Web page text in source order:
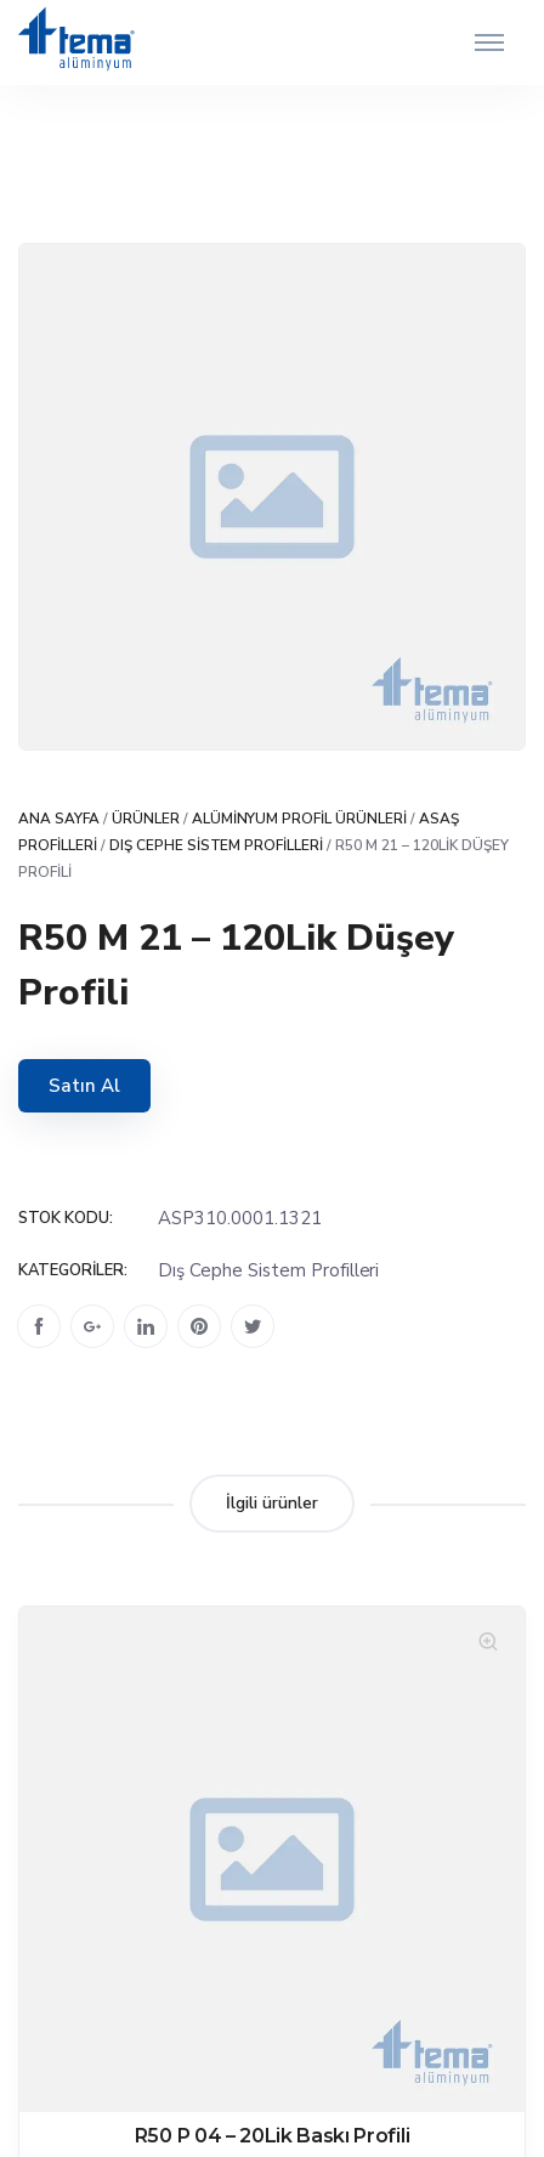
ANA SAYFA/ÜRÜNLER/ALÜMINYUM PROFIL ÜRÜNLERI/ASAŞ
PROFILLERI/DIŞ CEPHE SISTEM PROFILLERI/ R50 M 21 – 120LIK DÜŞEY
PROFILI
R50 M 21 – 120Lik Düşey
Profili
Satın Al
STOK KODU: ASP310.0001.1321
KATEGORILER: Dış Cephe Sistem Profilleri
İlgili ürünler
R50 P 04 – 20Lik Baskı Profili